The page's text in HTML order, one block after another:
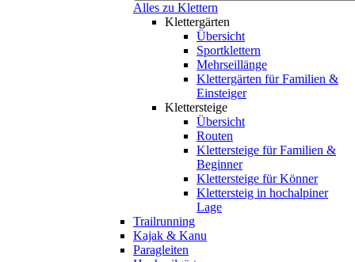
Alles zu Klettern
Klettergärten
Übersicht
Sportklettern
Mehrseillänge
Klettergärten für Familien &
Einsteiger
Klettersteige
Übersicht
Routen
Klettersteige für Familien &
Beginner
Klettersteige für Könner
Klettersteig in hochalpiner
Lage
Trailrunning
Kajak & Kanu
Paragleiten